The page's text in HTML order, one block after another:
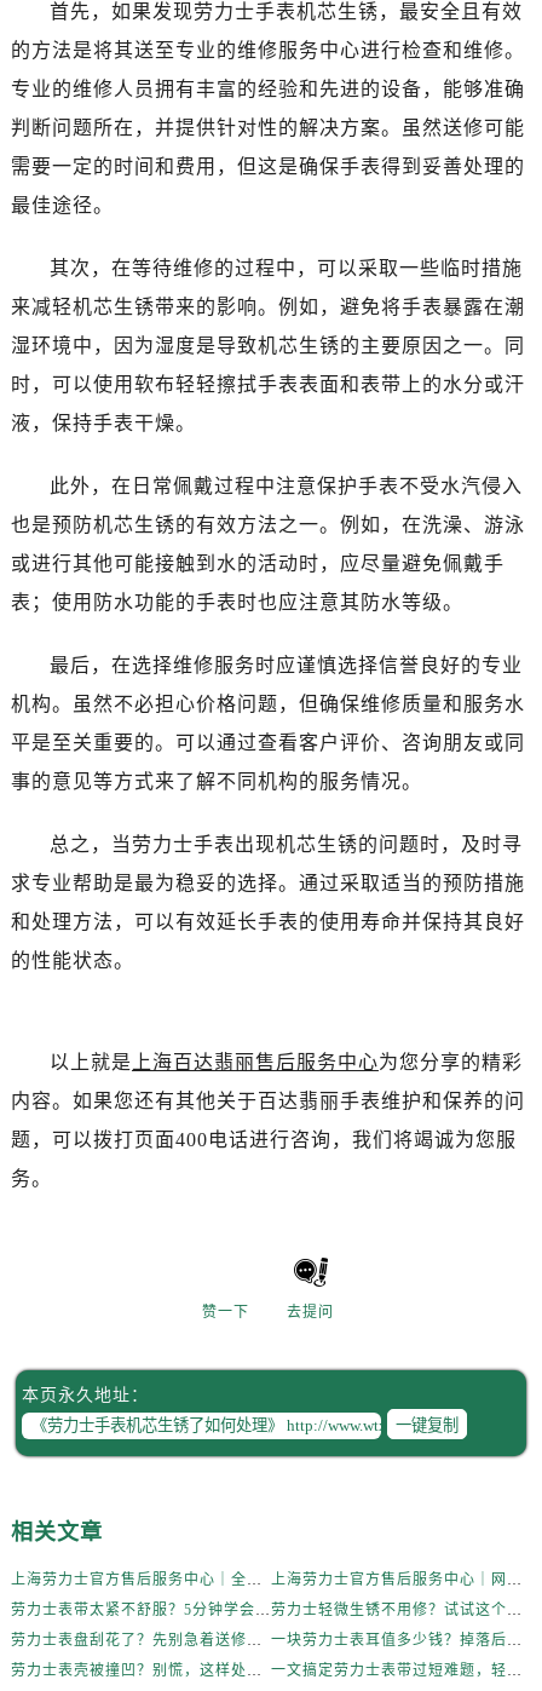
首先，如果发现劳力士手表机芯生锈，最安全且有效
的方法是将其送至专业的维修服务中心进行检查和维修。
专业的维修人员拥有丰富的经验和先进的设备，能够准确
判断问题所在，并提供针对性的解决方案。虽然送修可能
需要一定的时间和费用，但这是确保手表得到妥善处理的
最佳途径。
其次，在等待维修的过程中，可以采取一些临时措施
来减轻机芯生锈带来的影响。例如，避免将手表暴露在潮
湿环境中，因为湿度是导致机芯生锈的主要原因之一。同
时，可以使用软布轻轻擦拭手表表面和表带上的水分或汗
液，保持手表干燥。
此外，在日常佩戴过程中注意保护手表不受水汽侵入
也是预防机芯生锈的有效方法之一。例如，在洗澡、游泳
或进行其他可能接触到水的活动时，应尽量避免佩戴手
表；使用防水功能的手表时也应注意其防水等级。
最后，在选择维修服务时应谨慎选择信誉良好的专业
机构。虽然不必担心价格问题，但确保维修质量和服务水
平是至关重要的。可以通过查看客户评价、咨询朋友或同
事的意见等方式来了解不同机构的服务情况。
总之，当劳力士手表出现机芯生锈的问题时，及时寻
求专业帮助是最为稳妥的选择。通过采取适当的预防措施
和处理方法，可以有效延长手表的使用寿命并保持其良好
的性能状态。
以上就是 上海百达翡丽售后服务中心为您分享的精彩
内容。如果您还有其他关于百达翡丽手表维护和保养的问
题，可以拨打页面400电话进行咨询，我们将竭诚为您服
务。
赞一下 去提问
本页永久地址：
一键复制
相关文章
上海劳力士官方售后服务中心｜全新维修门店地址及电话权威信息公示（2026年6月最新）
上海劳力士官方售后服务中心｜网点地址与电话权威信息公示（2026年6月最新）
劳力士表带太紧不舒服？5分钟学会自己调节长度
劳力士轻微生锈不用修？试试这个家庭小妙方
劳力士表盘刮花了？先别急着送修，试试这几种方法
一块劳力士表耳值多少钱？掉落后最省钱的解决方式
劳力士表壳被撞凹？别慌，这样处理最稳妥
一文搞定劳力士表带过短难题，轻松佩戴不将就